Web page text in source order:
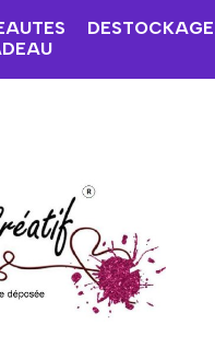
DESTOCKAGE